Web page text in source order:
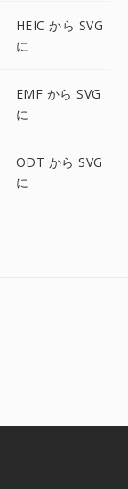
HEIC から SVG
に
EMF から SVG
に
ODT から SVG
に